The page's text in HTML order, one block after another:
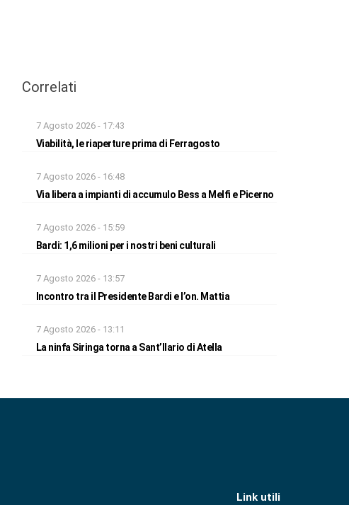
Correlati
7 Agosto 2026 - 17:43
Viabilità, le riaperture prima di Ferragosto
7 Agosto 2026 - 16:48
Via libera a impianti di accumulo Bess a Melfi e Picerno
7 Agosto 2026 - 15:59
Bardi: 1,6 milioni per i nostri beni culturali
7 Agosto 2026 - 13:57
Incontro tra il Presidente Bardi e l’on. Mattia
7 Agosto 2026 - 13:11
La ninfa Siringa torna a Sant’Ilario di Atella
Link utili